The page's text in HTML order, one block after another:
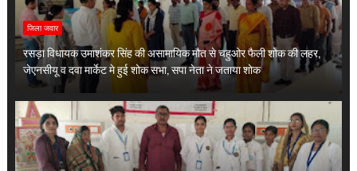
जिला जवार
रसड़ा विधायक उमाशंकर सिंह की असामायिक मौत से चहुओर फैली शोक की लहर,
जेएनसीयू व दवा मार्केट मे हुई शोक सभा, सपा नेता ने जताया शोक